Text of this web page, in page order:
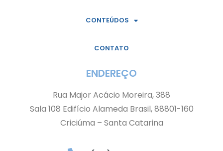
CONTEÚDOS
CONTATO
ENDEREÇO
Rua Major Acácio Moreira, 388
Sala 108 Edifício Alameda Brasil, 88801-160
Criciúma – Santa Catarina